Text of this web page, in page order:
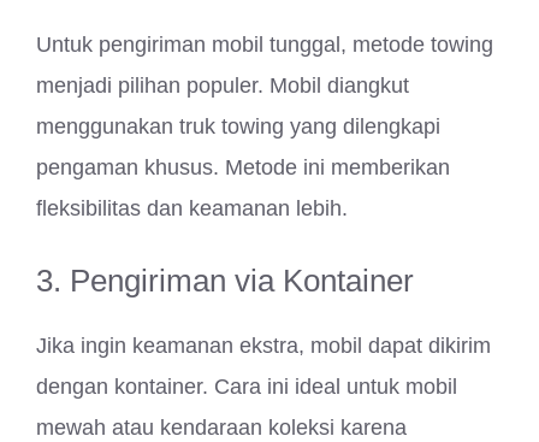
Untuk pengiriman mobil tunggal, metode towing
menjadi pilihan populer. Mobil diangkut
menggunakan truk towing yang dilengkapi
pengaman khusus. Metode ini memberikan
fleksibilitas dan keamanan lebih.
3. Pengiriman via Kontainer
Jika ingin keamanan ekstra, mobil dapat dikirim
dengan kontainer. Cara ini ideal untuk mobil
mewah atau kendaraan koleksi karena